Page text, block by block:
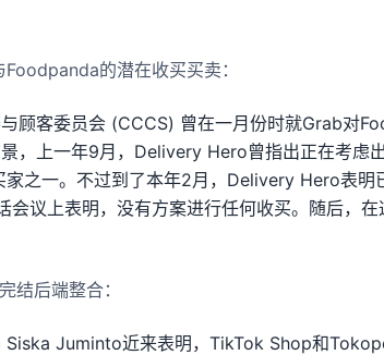
的潜在收买买卖：
顾客委员会 (CCCS) 曾在一月份时就Grab对
，上一年9月，Delivery Hero曾指出正在考虑
之一。不过到了本年2月，Delivery Hero表明
会议上表明，没有方案进行任何收买。随后，
后端整合：
Siska Juminto近来表明，TikTok Shop和